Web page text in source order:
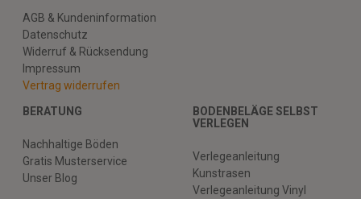
AGB & Kundeninformation
Datenschutz
Widerruf & Rücksendung
Impressum
Vertrag widerrufen
BERATUNG
Nachhaltige Böden
Gratis Musterservice
Unser Blog
BODENBELÄGE SELBST
VERLEGEN
Verlegeanleitung
Kunstrasen
Verlegeanleitung Vinyl